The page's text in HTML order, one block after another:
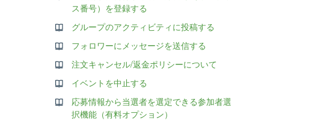
ス番号）を登録する
グループのアクティビティに投稿する
フォロワーにメッセージを送信する
注文キャンセル/返金ポリシーについて
イベントを中止する
応募情報から当選者を選定できる参加者選
択機能（有料オプション）